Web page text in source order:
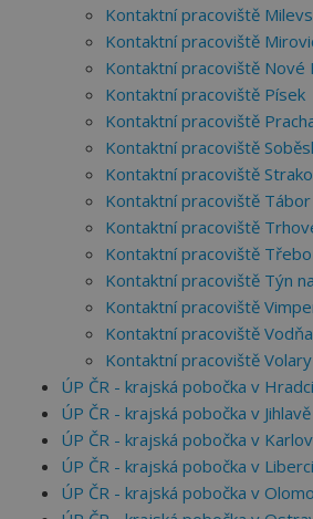
Kontaktní pracoviště
Kontaktní pracoviště
Kontaktní pracoviště Nové
Kontaktní pracoviště Písek
Kontaktní pracoviště
Kontaktní pracoviště
Kontaktní pracoviště
Kontaktní pracoviště Tábor
Kontaktní pracoviště
Kontaktní pracoviště
Kontaktní pracoviště Týn
Kontaktní pracoviště
Kontaktní pracoviště
Kontaktní pracoviště Volary
ÚP ČR - krajská pobočka v
ÚP ČR - krajská pobočka v Jihlavě
ÚP ČR - krajská pobočka v
ÚP ČR - krajská pobočka v Liberci
ÚP ČR - krajská pobočka v